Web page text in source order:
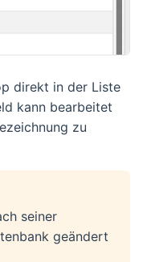
direkt in der Liste
kann bearbeitet
zu
seiner
geändert